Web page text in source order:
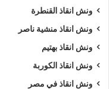
ونش انقاذ القنطرة
ونش انقاذ منشية ناصر
ونش انقاذ بهتيم
ونش انقاذ الكوربة
ونش انقاذ في مصر